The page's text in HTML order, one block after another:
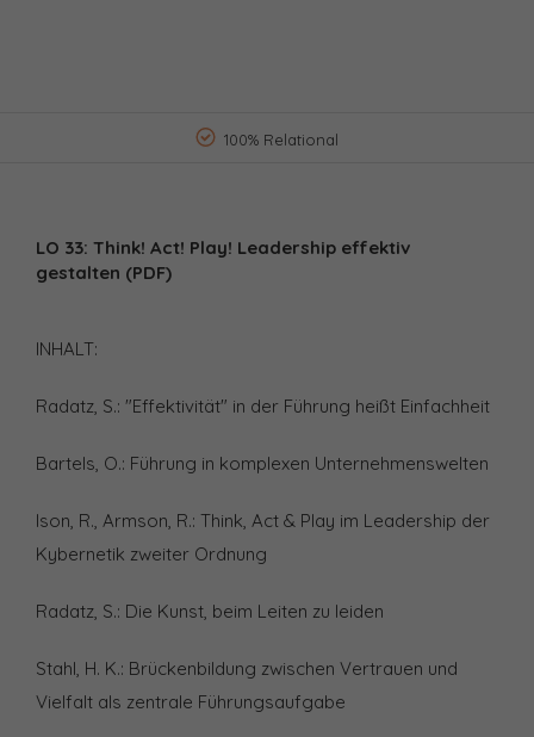
100% Relational
LO 33: Think! Act! Play! Leadership effektiv
gestalten (PDF)
INHALT:
Radatz, S.: "Effektivität" in der Führung heißt Einfachheit
Bartels, O.: Führung in komplexen Unternehmenswelten
Ison, R., Armson, R.: Think, Act & Play im Leadership der
Kybernetik zweiter Ordnung
Radatz, S.: Die Kunst, beim Leiten zu leiden
Stahl, H. K.: Brückenbildung zwischen Vertrauen und
Vielfalt als zentrale Führungsaufgabe